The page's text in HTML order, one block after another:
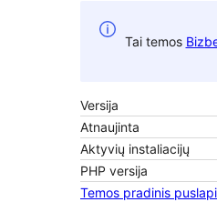
Tai temos
Versija
Atnaujinta
Aktyvių instaliacijų
PHP versija
Temos pradinis